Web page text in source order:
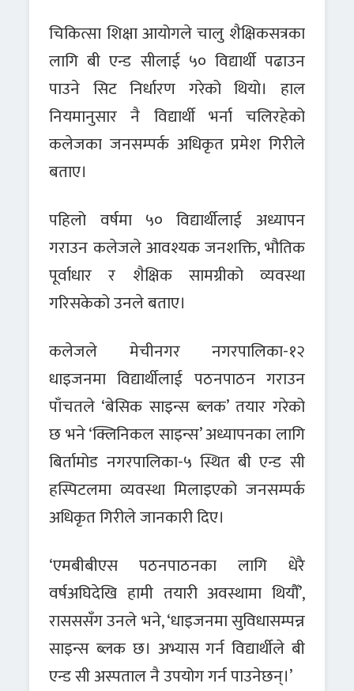
चिकित्सा शिक्षा आयोगले चालु शैक्षिकसत्रका
लागि बी एन्ड सीलाई ५० विद्यार्थी पढाउन
पाउने सिट निर्धारण गरेको थियो। हाल
नियमानुसार नै विद्यार्थी भर्ना चलिरहेको
कलेजका जनसम्पर्क अधिकृत प्रमेश गिरीले
बताए।
पहिलो वर्षमा ५० विद्यार्थीलाई अध्यापन
गराउन कलेजले आवश्यक जनशक्ति, भौतिक
पूर्वाधार र शैक्षिक सामग्रीको व्यवस्था
गरिसकेको उनले बताए।
कलेजले मेचीनगर नगरपालिका-१२
धाइजनमा विद्यार्थीलाई पठनपाठन गराउन
पाँचतले ‘बेसिक साइन्स ब्लक’ तयार गरेको
छ भने ‘क्लिनिकल साइन्स’ अध्यापनका लागि
बिर्तामोड नगरपालिका-५ स्थित बी एन्ड सी
हस्पिटलमा व्यवस्था मिलाइएको जनसम्पर्क
अधिकृत गिरीले जानकारी दिए।
‘एमबीबीएस पठनपाठनका लागि धेरै
वर्षअघिदेखि हामी तयारी अवस्थामा थियौँ’,
रासससँग उनले भने, ‘धाइजनमा सुविधासम्पन्न
साइन्स ब्लक छ। अभ्यास गर्न विद्यार्थीले बी
एन्ड सी अस्पताल नै उपयोग गर्न पाउनेछन्।’